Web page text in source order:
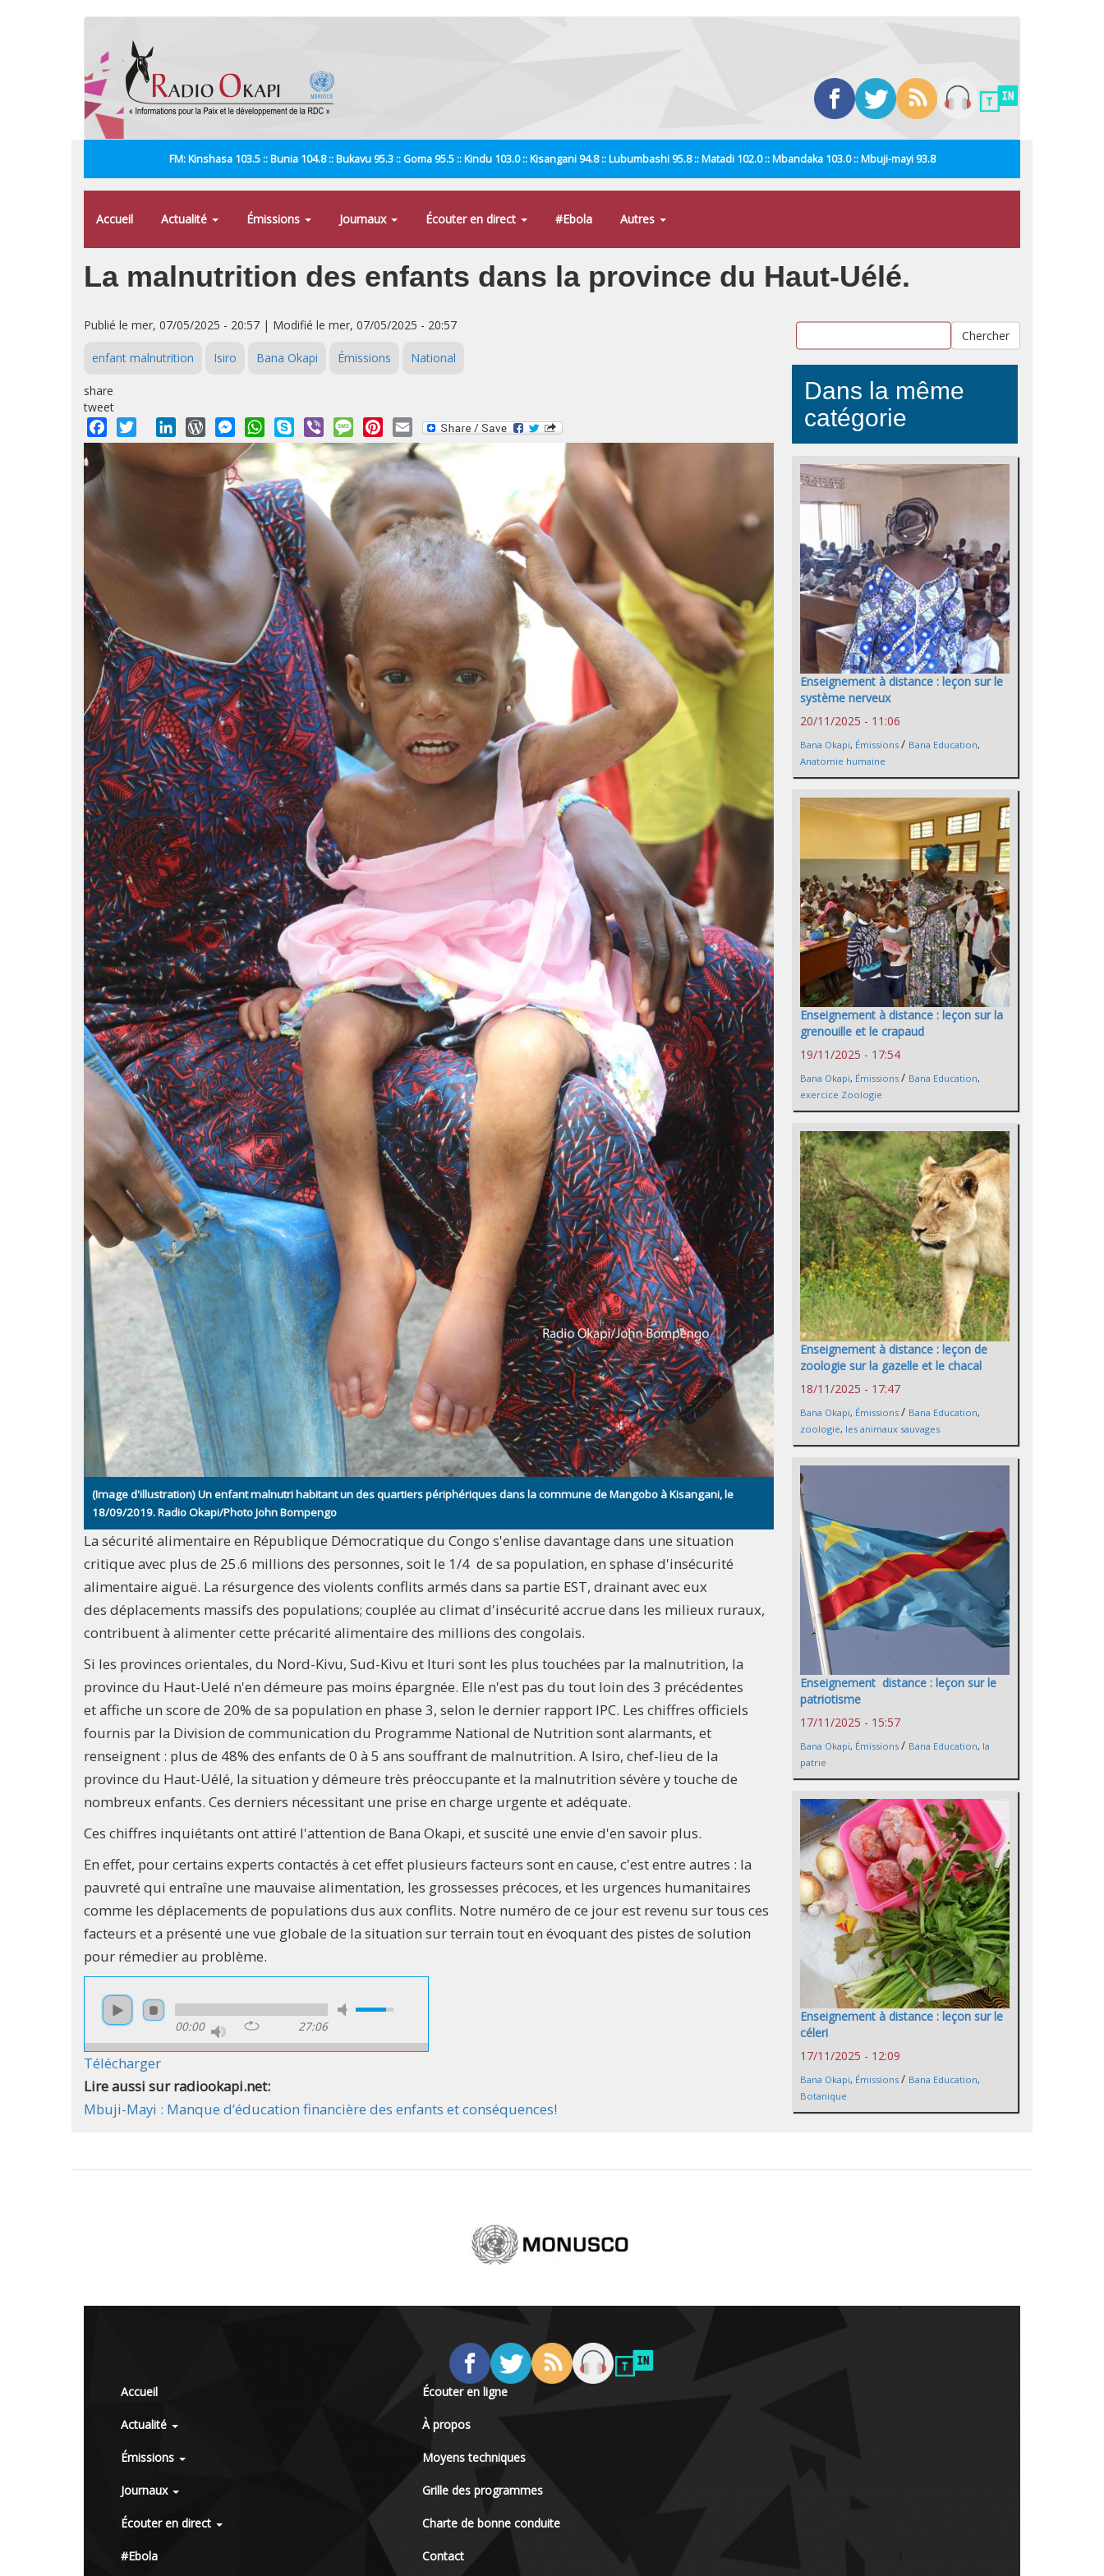
FM: Kinshasa 103.5 :: Bunia 104.8 :: Bukavu 95.3 :: Goma 95.5 :: Kindu 103.0 :: Kisangani 94.8 :: Lubumbashi 95.8 :: Matadi 102.0 :: Mbandaka 103.0 :: Mbuji-mayi 93.8
Accueil Actualité Émissions Journaux Écouter en direct #Ebola Autres
La malnutrition des enfants dans la province du Haut-Uélé.
Publié le mer, 07/05/2025 - 20:57 | Modifié le mer, 07/05/2025 - 20:57
enfant malnutrition Isiro Bana Okapi Émissions National
share
tweet
Facebook
Twitter LinkedInWordPressMessengerWhatsApp
Skype Viber MessagePinterest
Email
(Image d'illustration) Un enfant malnutri habitant un des quartiers périphériques dans la commune de Mangobo à Kisangani, le
18/09/2019. Radio Okapi/Photo John Bompengo
La sécurité alimentaire en République Démocratique du Congo s'enlise davantage dans une situation
critique avec plus de 25.6 millions des personnes, soit le 1/4 de sa population, en sphase d'insécurité
alimentaire aiguë. La résurgence des violents conflits armés dans sa partie EST, drainant avec eux
des déplacements massifs des populations; couplée au climat d'insécurité accrue dans les milieux ruraux,
contribuent à alimenter cette précarité alimentaire des millions des congolais.
Si les provinces orientales, du Nord-Kivu, Sud-Kivu et Ituri sont les plus touchées par la malnutrition, la
province du Haut-Uelé n'en démeure pas moins épargnée. Elle n'est pas du tout loin des 3 précédentes
et affiche un score de 20% de sa population en phase 3, selon le dernier rapport IPC. Les chiffres officiels
fournis par la Division de communication du Programme National de Nutrition sont alarmants, et
renseignent : plus de 48% des enfants de 0 à 5 ans souffrant de malnutrition. A Isiro, chef-lieu de la
province du Haut-Uélé, la situation y démeure très préoccupante et la malnutrition sévère y touche de
nombreux enfants. Ces derniers nécessitant une prise en charge urgente et adéquate.​
Ces chiffres inquiétants ont attiré l'attention de Bana Okapi, et suscité une envie d'en savoir plus.
En effet, pour certains experts contactés à cet effet plusieurs facteurs sont en cause, c'est entre autres : la
pauvreté qui entraîne une mauvaise alimentation, les grossesses précoces, et les urgences humanitaires
comme les déplacements de populations dus aux conflits. Notre numéro de ce jour est revenu sur tous ces
facteurs et a présenté une vue globale de la situation sur terrain tout en évoquant des pistes de solution
pour rémedier au problème.
00:00 27:06
Télécharger
Lire aussi sur radiookapi.net:
Mbuji-Mayi : Manque d’éducation financière des enfants et conséquences!
Chercher
Dans la même
catégorie
Enseignement à distance : leçon sur le
système nerveux
20/11/2025 - 11:06
Bana Okapi, Émissions / Bana Education,
Anatomie humaine
Enseignement à distance : leçon sur la
grenouille et le crapaud
19/11/2025 - 17:54
Bana Okapi, Émissions / Bana Education,
exercice Zoologie
Enseignement à distance : leçon de
zoologie sur la gazelle et le chacal
18/11/2025 - 17:47
Bana Okapi, Émissions / Bana Education,
zoologie, les animaux sauvages
Enseignement distance : leçon sur le
patriotisme
17/11/2025 - 15:57
Bana Okapi, Émissions / Bana Education, la
patrie
Enseignement à distance : leçon sur le
céleri
17/11/2025 - 12:09
Bana Okapi, Émissions / Bana Education,
Botanique
Accueil
Actualité
Émissions
Journaux
Écouter en direct
#Ebola
Écouter en ligne
À propos
Moyens techniques
Grille des programmes
Charte de bonne conduite
Contact